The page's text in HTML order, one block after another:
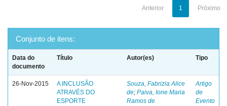
Anterior 1 Próximo
Conjunto de itens:
Data do
documento
Título Autor(es) Tipo
26-Nov-2015
A INCLUSÃO
ATRAVÉS DO
ESPORTE
Souza, Fabrizia Alice
de; Paiva, Ione Maria
Ramos de
Artigo
de
Evento